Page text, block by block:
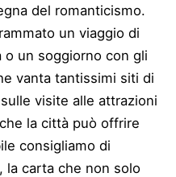
del romanticismo.
un viaggio di
o un soggiorno con gli
vanta tantissimi siti di
visite alle attrazioni
la città può offrire
consigliamo di
, la carta che non solo